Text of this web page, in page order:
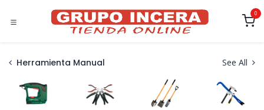
0
Herramienta Manual See All